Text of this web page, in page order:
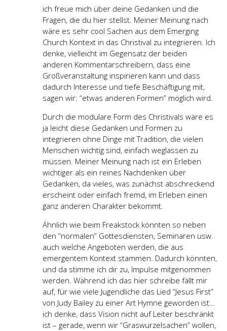
ich freue mich über deine Gedanken und die
Fragen, die du hier stellst. Meiner Meinung nach
wäre es sehr cool Sachen aus dem Emerging
Church Kontext in das Christival zu integrieren. Ich
denke, vielleicht im Gegensatz der beiden
anderen Kommentarschreibern, dass eine
Großveranstaltung inspirieren kann und dass
dadurch Interesse und tiefe Beschäftigung mit,
sagen wir: “etwas anderen Formen” möglich wird.
Durch die modulare Form des Christivals wäre es
ja leicht diese Gedanken und Formen zu
integrieren ohne Dinge mit Tradition, die vielen
Menschen wichtig sind, einfach weglassen zu
müssen. Meiner Meinung nach ist ein Erleben
wichtiger als ein reines Nachdenken über
Gedanken, da vieles, was zunächst abschreckend
erscheint oder einfach fremd, im Erleben einen
ganz anderen Charakter bekommt.
Ähnlich wie beim Freakstock könnten so neben
den “normalen” Gottesdiensten, Seminaren usw.
auch welche Angeboten werden, die aus
emergentem Kontext stammen. Dadurch könnten,
und da stimme ich dir zu, Impulse mitgenommen
werden. Während ich das hier schreibe fällt mir
auf, für wie viele Jugendliche das Lied “Jesus First”
von Judy Bailey zu einer Art Hymne geworden ist…
ich denke, dass Vision nicht auf Leiter beschränkt
ist – gerade, wenn wir “Graswurzelsachen” wollen,